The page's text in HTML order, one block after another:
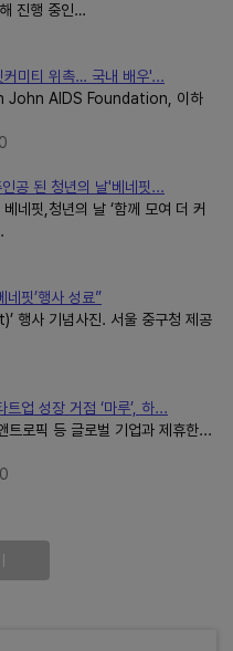
진행 중인…
커미티 위촉… 국내 배우'...
John AIDS Foundation, 이하
공 된 청년의 날'베네핏...
네핏,청년의 날 ‘함께 모여 더 커
네핏’행사 성료”
행사 기념사진. 서울 중구청 제공
업 성장 거점 ‘마루’, 하...
트로픽 등 글로벌 기업과 제휴한...